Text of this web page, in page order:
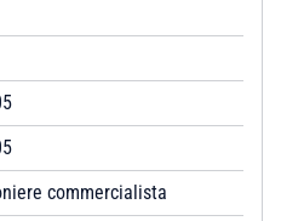
commercialista